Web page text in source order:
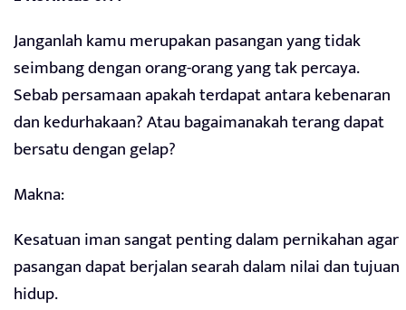
Janganlah kamu merupakan pasangan yang tidak
seimbang dengan orang-orang yang tak percaya.
Sebab persamaan apakah terdapat antara kebenaran
dan kedurhakaan? Atau bagaimanakah terang dapat
bersatu dengan gelap?
Makna:
Kesatuan iman sangat penting dalam pernikahan agar
pasangan dapat berjalan searah dalam nilai dan tujuan
hidup.